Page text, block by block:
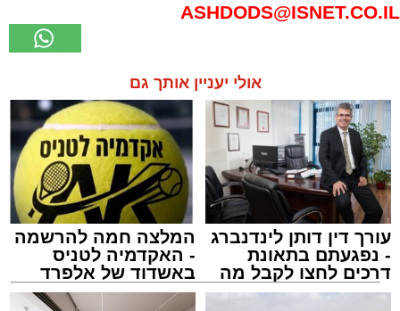
ASHDODS@ISNET.CO.IL
אולי יעניין אותך גם
עורך דין דותן לינדנברג
- נפגעתם בתאונת
דרכים לחצו לקבל מה
שמגיע לכם
המלצה חמה להרשמה
- האקדמיה לטניס
באשדוד של אלפרד
קריאולנסקי - לילדים